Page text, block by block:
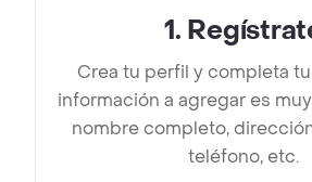
1.
Crea tu perfil y completa
información a agregar es
nombre completo,
teléfono, etc.